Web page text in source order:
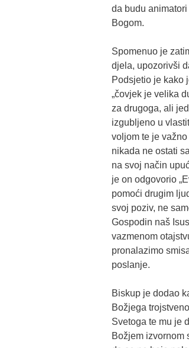
da budu
Bogom.
Spomenuo je
djela, upozorivši
Podsjetio je kako
„čovjek je velika
za drugoga, ali
izgubljeno u
voljom te je
nikada ne ostati
na svoj način
je on odgovorio
pomoći drugim
svoj poziv, ne
Gospodin naš
vazmenom
pronalazimo
poslanje.
Biskup je dodao
Božjega
Svetoga te mu je
Božjem izvornom